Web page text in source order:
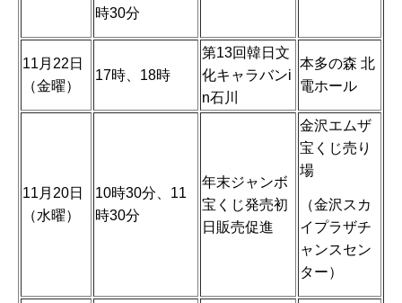
時30分
11月22日
（金曜）
17時、18時
第13回韓日文
化キャラバンi
n石川
本多の森 北
電ホール
11月20日
（水曜）
10時30分、11
時30分
年末ジャンボ
宝くじ発売初
日販売促進
金沢エムザ
宝くじ売り
場
（金沢スカ
イプラザチ
ャンスセン
ター）